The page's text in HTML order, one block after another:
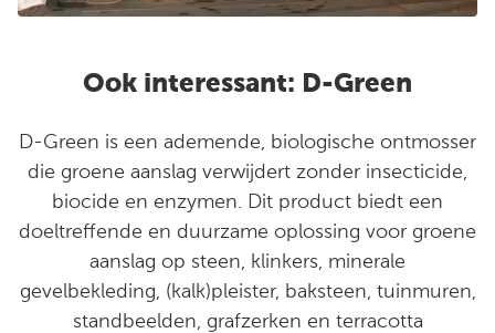
Ook interessant: D-Green
D-Green is een ademende, biologische ontmosser
die groene aanslag verwijdert zonder insecticide,
biocide en enzymen. Dit product biedt een
doeltreffende en duurzame oplossing voor groene
aanslag op steen, klinkers, minerale
gevelbekleding, (kalk)pleister, baksteen, tuinmuren,
standbeelden, grafzerken en terracotta